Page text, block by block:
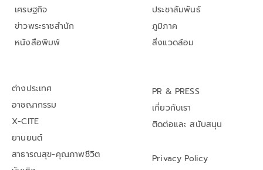
เศรษฐกิจ
ข่าวพระราชสำนัก
หนังสือพิมพ์
ประชาสัมพันธ์
ภูมิภาค
สิ่งแวดล้อม
ต่างประเทศ
อาชญากรรม
X-CITE
ยานยนต์
สาธารณสุข-คุณภาพชีวิต
PR & PRESS
เกี่ยวกับเรา
ติดต่อและ สนับสนุน
Privacy Policy